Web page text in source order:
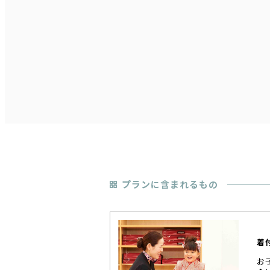
プランに含まれるもの
着
お